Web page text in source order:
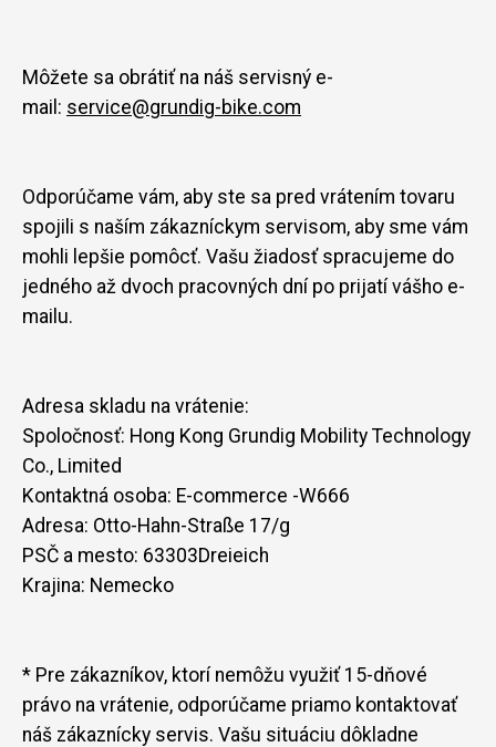
Môžete sa obrátiť na náš servisný e-
mail: service@grundig-bike.com
Odporúčame vám, aby ste sa pred vrátením tovaru
spojili s naším zákazníckym servisom, aby sme vám
mohli lepšie pomôcť. Vašu žiadosť spracujeme do
jedného až dvoch pracovných dní po prijatí vášho e-
mailu.
Adresa skladu na vrátenie:
Spoločnosť: Hong Kong Grundig Mobility Technology
Co., Limited
Kontaktná osoba: E-commerce -W666
Adresa: Otto-Hahn-Straße 17/g
PSČ a mesto: 63303Dreieich
Krajina: Nemecko
* Pre zákazníkov, ktorí nemôžu využiť 15-dňové
právo na vrátenie, odporúčame priamo kontaktovať
náš zákaznícky servis. Vašu situáciu dôkladne